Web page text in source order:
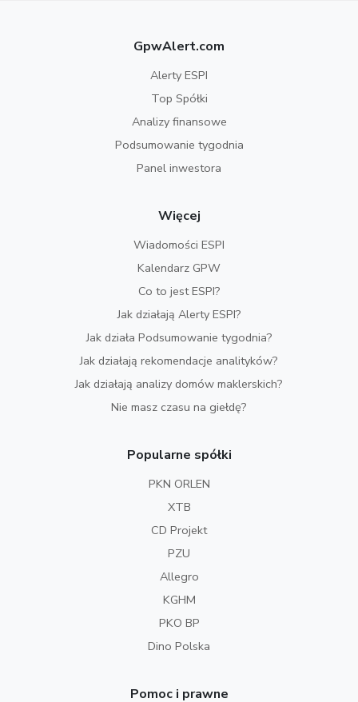
GpwAlert.com
Alerty ESPI
Top Spółki
Analizy finansowe
Podsumowanie tygodnia
Panel inwestora
Więcej
Wiadomości ESPI
Kalendarz GPW
Co to jest ESPI?
Jak działają Alerty ESPI?
Jak działa Podsumowanie tygodnia?
Jak działają rekomendacje analityków?
Jak działają analizy domów maklerskich?
Nie masz czasu na giełdę?
Popularne spółki
PKN ORLEN
XTB
CD Projekt
PZU
Allegro
KGHM
PKO BP
Dino Polska
Pomoc i prawne